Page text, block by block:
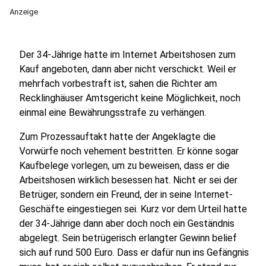
Anzeige
Der 34-Jährige hatte im Internet Arbeitshosen zum
Kauf angeboten, dann aber nicht verschickt. Weil er
mehrfach vorbestraft ist, sahen die Richter am
Recklinghäuser Amtsgericht keine Möglichkeit, noch
einmal eine Bewährungsstrafe zu verhängen.
Zum Prozessauftakt hatte der Angeklagte die
Vorwürfe noch vehement bestritten. Er könne sogar
Kaufbelege vorlegen, um zu beweisen, dass er die
Arbeitshosen wirklich besessen hat. Nicht er sei der
Betrüger, sondern ein Freund, der in seine Internet-
Geschäfte eingestiegen sei. Kurz vor dem Urteil hatte
der 34-Jährige dann aber doch noch ein Geständnis
abgelegt. Sein betrügerisch erlangter Gewinn belief
sich auf rund 500 Euro. Dass er dafür nun ins Gefängnis